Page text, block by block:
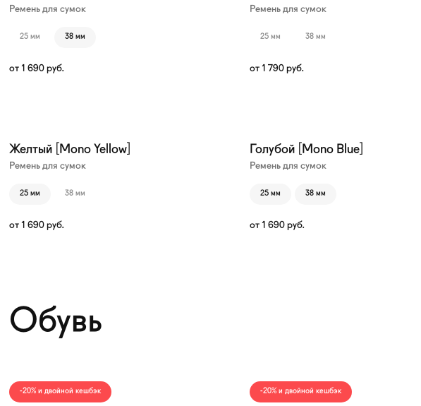
Ремень для сумок
25 мм 38 мм
от 1 690 руб.
Ремень для сумок
25 мм 38 мм
от1 790руб.
Желтый [Mono Yellow]
Ремень для сумок
25 мм 38 мм
от 1 690 руб.
Голубой [Mono Blue]
Ремень для сумок
25 мм 38 мм
от1 690руб.
Обувь
-20% и двойной кешбэк -20% и двойной кешбэк